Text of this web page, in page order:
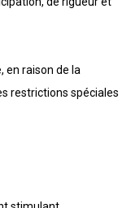
en raison de la
restrictions spéciales